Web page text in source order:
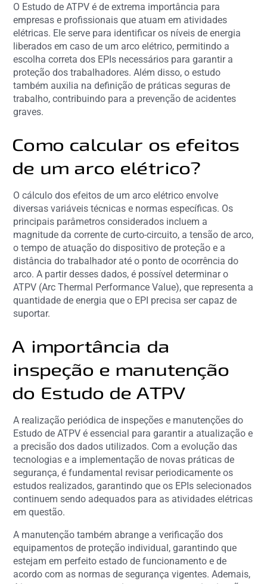
O Estudo de ATPV é de extrema importância para
empresas e profissionais que atuam em atividades
elétricas. Ele serve para identificar os níveis de energia
liberados em caso de um arco elétrico, permitindo a
escolha correta dos EPIs necessários para garantir a
proteção dos trabalhadores. Além disso, o estudo
também auxilia na definição de práticas seguras de
trabalho, contribuindo para a prevenção de acidentes
graves.
Como calcular os efeitos
de um arco elétrico?
O cálculo dos efeitos de um arco elétrico envolve
diversas variáveis técnicas e normas específicas. Os
principais parâmetros considerados incluem a
magnitude da corrente de curto-circuito, a tensão de arco,
o tempo de atuação do dispositivo de proteção e a
distância do trabalhador até o ponto de ocorrência do
arco. A partir desses dados, é possível determinar o
ATPV (Arc Thermal Performance Value), que representa a
quantidade de energia que o EPI precisa ser capaz de
suportar.
A importância da
inspeção e manutenção
do Estudo de ATPV
A realização periódica de inspeções e manutenções do
Estudo de ATPV é essencial para garantir a atualização e
a precisão dos dados utilizados. Com a evolução das
tecnologias e a implementação de novas práticas de
segurança, é fundamental revisar periodicamente os
estudos realizados, garantindo que os EPIs selecionados
continuem sendo adequados para as atividades elétricas
em questão.
A manutenção também abrange a verificação dos
equipamentos de proteção individual, garantindo que
estejam em perfeito estado de funcionamento e de
acordo com as normas de segurança vigentes. Ademais,